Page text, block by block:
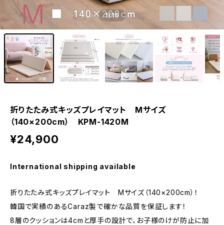
1/15
折りたたみ式キッズプレイマット Mサイズ
（140×200cm） KPM-1420M
¥24,900
International shipping available
折りたたみ式キッズプレイマット Mサイズ（140×200cm）！
韓国で実績のあるCaraz製で確かな品質を保証します！
8層のクッションは4cmと厚手の設計で、お子様のけが防止に加